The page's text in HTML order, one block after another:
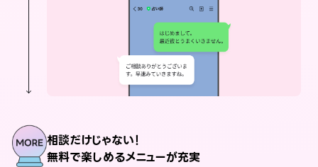
相談だけじゃない！
無料で楽しめるメニューが充実